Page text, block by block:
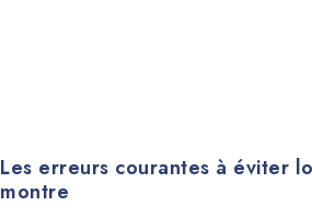
Les erreurs courantes à éviter
montre